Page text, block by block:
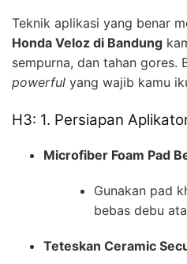
Teknik aplikasi yang benar
Honda Veloz di Bandung
sempurna, dan tahan gores.
powerful yang wajib kamu
H3: 1. Persiapan
Microfiber Foam Pad
Gunakan pad
bebas debu
Teteskan Ceramic